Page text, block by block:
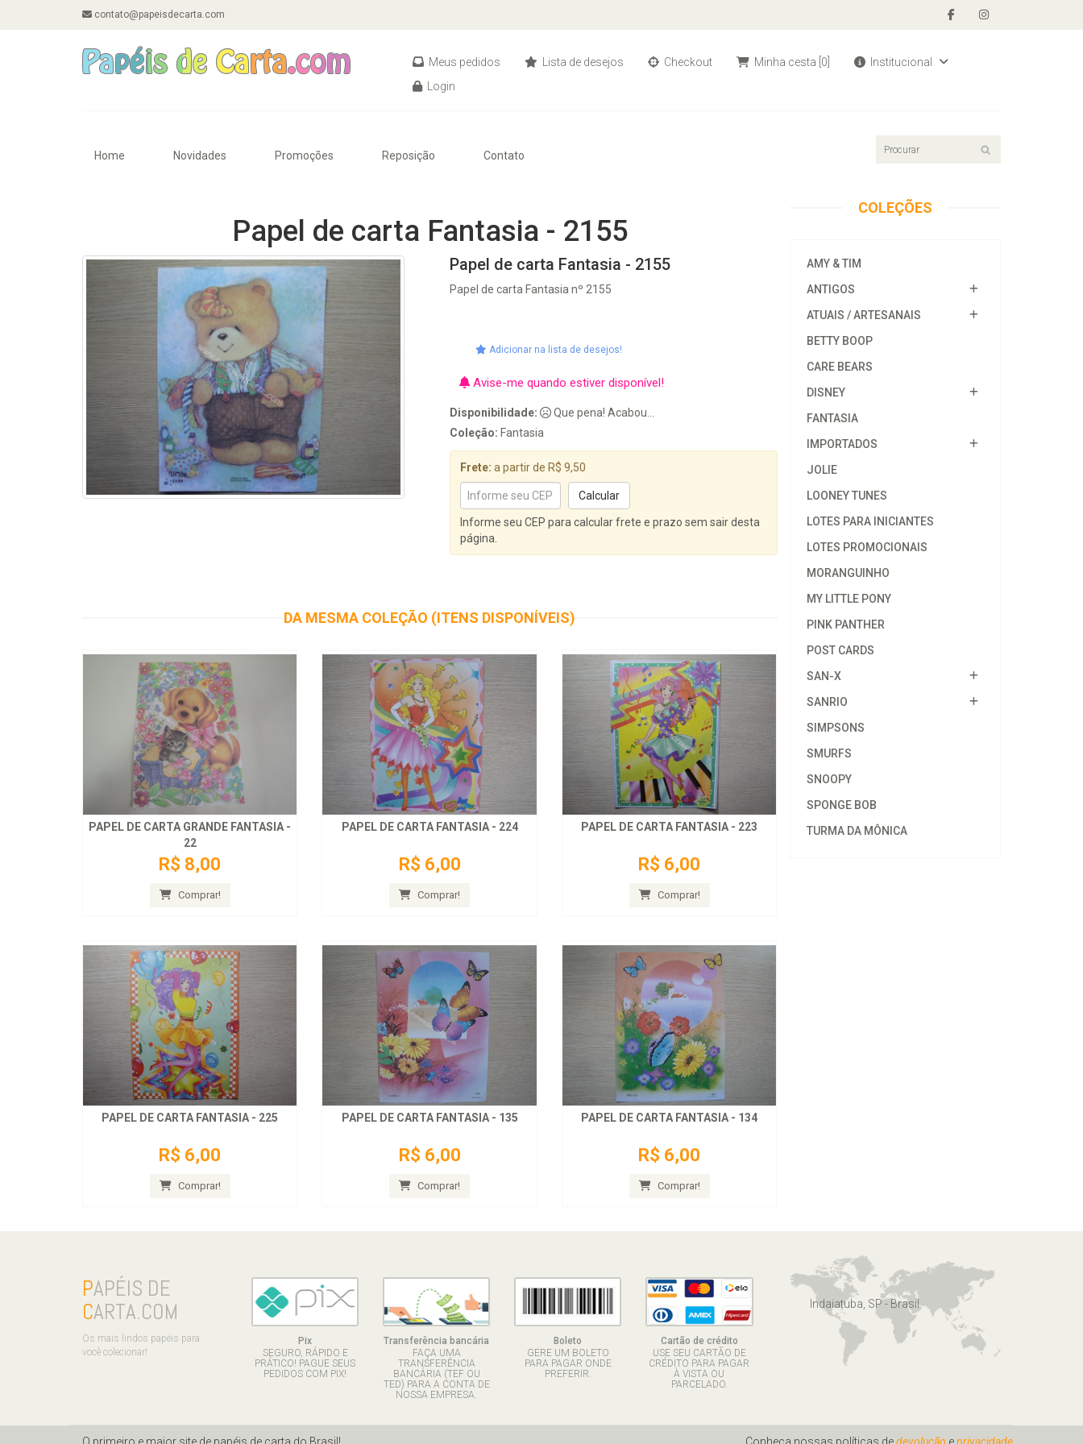
contato@papeisdecarta.com
Meus pedidos Lista de desejos Checkout Minha cesta [0]
Institucional
Login
Home Novidades Promoções Reposição Contato
Papel de carta Fantasia - 2155
Papel de carta Fantasia - 2155
Papel de carta Fantasia nº 2155
Adicionar na lista de desejos!
Avise-me quando estiver disponível!
Disponibilidade:
Que pena! Acabou...
Coleção: Fantasia
Frete: a partir de R$ 9,50
Informe seu CEP para calcular frete e prazo sem sair desta
página.
DA MESMA COLEÇÃO (ITENS DISPONÍVEIS)
PAPEL DE CARTA GRANDE FANTASIA -
22
R$ 8,00
Comprar!
PAPEL DE CARTA FANTASIA - 224
R$ 6,00
Comprar!
PAPEL DE CARTA FANTASIA - 223
R$ 6,00
Comprar!
PAPEL DE CARTA FANTASIA - 225
R$ 6,00
Comprar!
PAPEL DE CARTA FANTASIA - 135
R$ 6,00
Comprar!
PAPEL DE CARTA FANTASIA - 134
R$ 6,00
Comprar!
COLEÇÕES
AMY & TIM
ANTIGOS
ATUAIS / ARTESANAIS
BETTY BOOP
CARE BEARS
DISNEY
FANTASIA
IMPORTADOS
JOLIE
LOONEY TUNES
LOTES PARA INICIANTES
LOTES PROMOCIONAIS
MORANGUINHO
MY LITTLE PONY
PINK PANTHER
POST CARDS
SAN-X
SANRIO
SIMPSONS
SMURFS
SNOOPY
SPONGE BOB
TURMA DA MÔNICA
PAPÉIS DE
CARTA.COM
Os mais lindos papéis para
você colecionar!
Pix
SEGURO, RÁPIDO E
PRÁTICO! PAGUE SEUS
PEDIDOS COM PIX!
Transferência bancária
FAÇA UMA
TRANSFERÊNCIA
BANCÁRIA (TEF OU
TED) PARA A CONTA DE
NOSSA EMPRESA.
Boleto
GERE UM BOLETO
PARA PAGAR ONDE
PREFERIR.
Cartão de crédito
USE SEU CARTÃO DE
CRÉDITO PARA PAGAR
À VISTA OU
PARCELADO.
Indaiatuba, SP - Brasil